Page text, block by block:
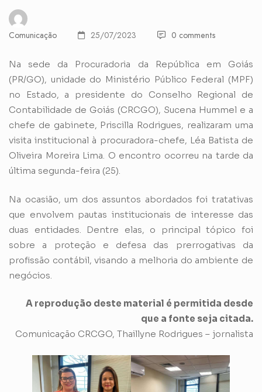
Comunicação 25/07/2023 0 comments
Na sede da Procuradoria da República em Goiás
(PR/GO), unidade do Ministério Público Federal (MPF)
no Estado, a presidente do Conselho Regional de
Contabilidade de Goiás (CRCGO), Sucena Hummel e a
chefe de gabinete, Priscilla Rodrigues, realizaram uma
visita institucional à procuradora-chefe, Léa Batista de
Oliveira Moreira Lima. O encontro ocorreu na tarde da
última segunda-feira (25).
Na ocasião, um dos assuntos abordados foi tratativas
que envolvem pautas institucionais de interesse das
duas entidades. Dentre elas, o principal tópico foi
sobre a proteção e defesa das prerrogativas da
profissão contábil, visando a melhoria do ambiente de
negócios.
A reprodução deste material é permitida desde
que a fonte seja citada.
Comunicação CRCGO, Thaillyne Rodrigues – jornalista